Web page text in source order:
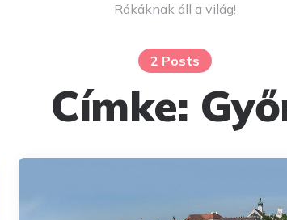
Rókáknak áll a világ!
2 Posts
Címke: